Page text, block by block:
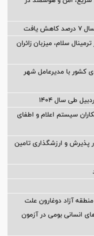
سلام، میزبان زائران
کشور با مدیرعامل شهر
سیستم اعلام و اطفای
پذیرش و ارزشگذاری تامین
آزاد دوغارون علت
انسانی بومی در آزمون